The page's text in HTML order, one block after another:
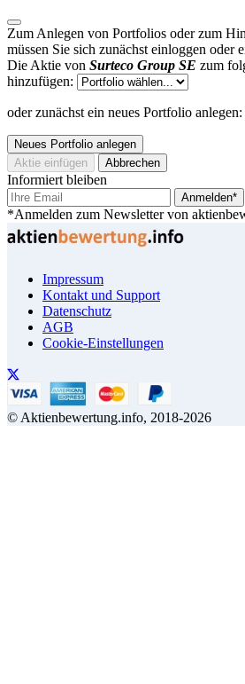
Zum Anlegen von Portfolios oder zum
müssen Sie sich zunächst einloggen oder
Die Aktie von Surteco Group SE zum
hinzufügen:
oder zunächst ein neues Portfolio anlegen:
Neues Portfolio anlegen
Aktie einfügen
Abbrechen
Informiert bleiben
Anmelden*
*Anmelden zum Newsletter von
Impressum
Kontakt und Support
Datenschutz
AGB
Cookie-Einstellungen
© Aktienbewertung.info, 2018-2026